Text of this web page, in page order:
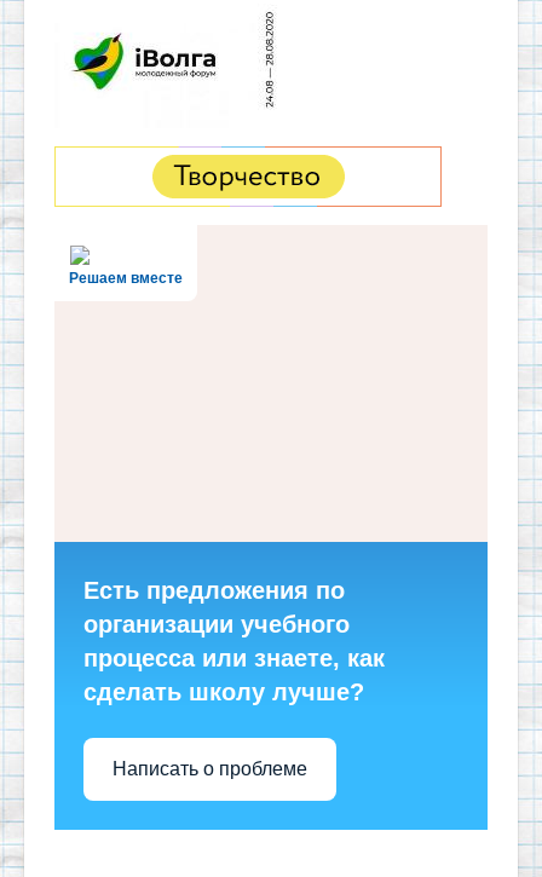
Решаем вместе
Есть предложения по
организации учебного
процесса или знаете, как
сделать школу лучше?
Написать о проблеме